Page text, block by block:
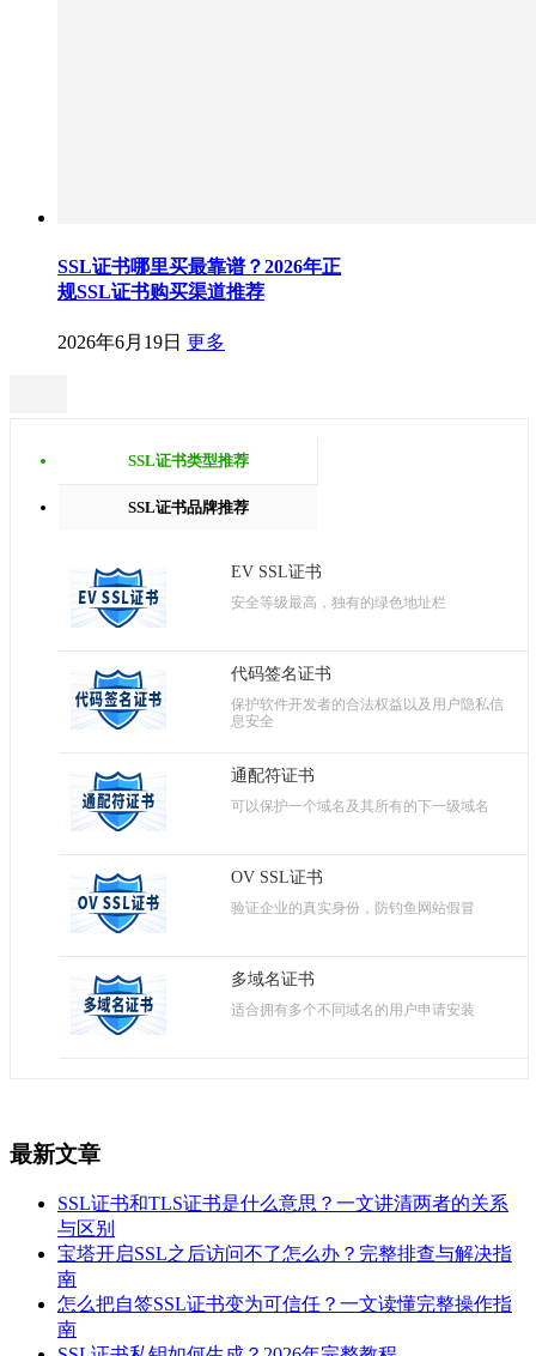
SSL证书哪里买最靠谱？2026年正
规SSL证书购买渠道推荐
2026年6月19日 更多
SSL证书类型推荐
SSL证书品牌推荐
EV SSL证书
安全等级最高，独有的绿色地址栏
代码签名证书
保护软件开发者的合法权益以及用户隐私信
息安全
通配符证书
可以保护一个域名及其所有的下一级域名
OV SSL证书
验证企业的真实身份，防钓鱼网站假冒
多域名证书
适合拥有多个不同域名的用户申请安装
最新文章
SSL证书和TLS证书是什么意思？一文讲清两者的关系
与区别
宝塔开启SSL之后访问不了怎么办？完整排查与解决指
南
怎么把自签SSL证书变为可信任？一文读懂完整操作指
南